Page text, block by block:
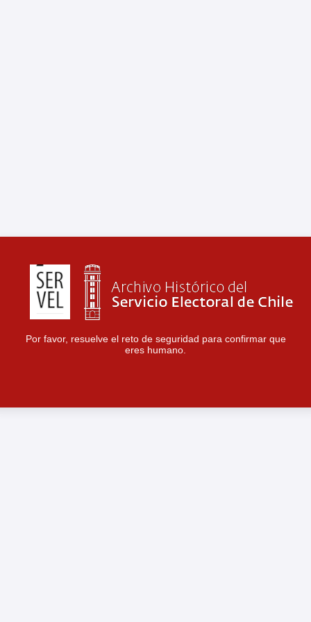
Por favor, resuelve el reto de seguridad para confirmar que
eres humano.